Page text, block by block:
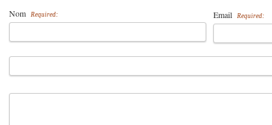
Nom Required: Email Required: